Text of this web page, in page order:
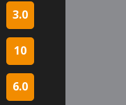
3.0
10
6.0